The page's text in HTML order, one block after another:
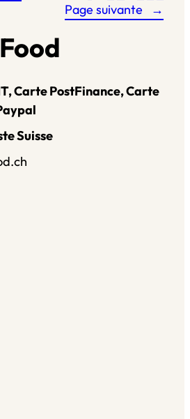
Page suivante
→
Carte PostFinance, Carte
Suisse